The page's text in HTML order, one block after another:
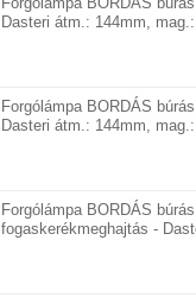
Forgólámpa BORDÁS
Dasteri átm.: 144mm,
Forgólámpa BORDÁS
Dasteri átm.: 144mm,
Forgólámpa BORDÁS
fogaskerékmeghajtás -